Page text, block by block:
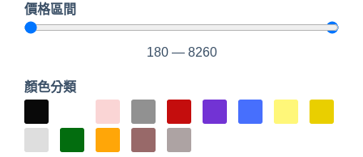
價格區間
180 — 8260
顏色分類